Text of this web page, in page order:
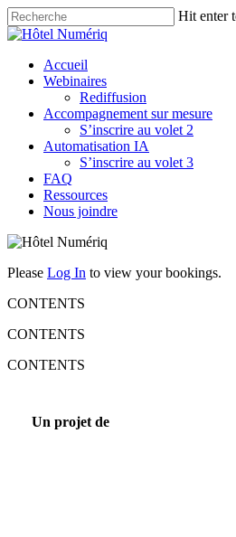
Skip
to
content
Hit enter
Close
Menu
Accueil
Webinaires
Rediffusion
Accompagnement sur mesure
S’inscrire au volet 2
Automatisation IA
S’inscrire au volet 3
FAQ
Ressources
Nous joindre
Please Log In to view your bookings.
CONTENTS
CONTENTS
CONTENTS
Un projet de